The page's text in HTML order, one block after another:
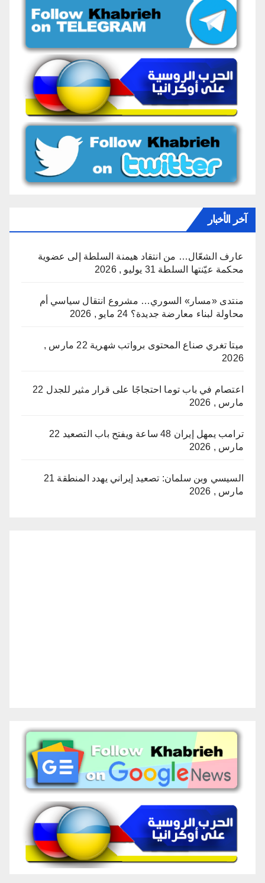
آخر الأخبار
عارف الشعّال… من انتقاد هيمنة السلطة إلى عضوية
محكمة عيّنتها السلطة 31 يوليو , 2026
منتدى «مسار» السوري… مشروع انتقال سياسي أم
محاولة لبناء معارضة جديدة؟ 24 مايو , 2026
ميتا تغري صناع المحتوى برواتب شهرية
22 مارس ,
2026
اعتصام في باب توما احتجاجًا على قرار مثير للجدل 22
مارس , 2026
ترامب يمهل إيران 48 ساعة ويفتح باب التصعيد
22
مارس , 2026
السيسي وبن سلمان: تصعيد إيراني يهدد المنطقة 21
مارس , 2026